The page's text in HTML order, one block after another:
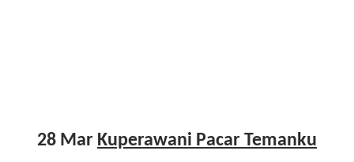
28 Mar Kuperawani Pacar Temanku